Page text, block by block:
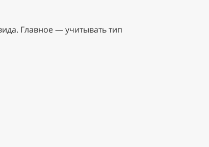
Главное — учитывать тип